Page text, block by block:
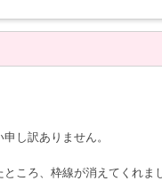
し訳ありません。
ころ、枠線が消えてくれま